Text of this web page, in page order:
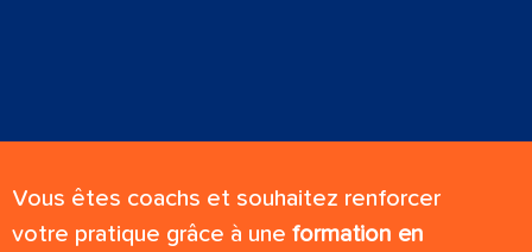
Vous êtes coachs et souhaitez renforcer
votre pratique grâce à une formation en